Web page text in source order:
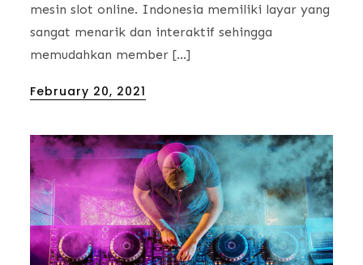
mesin slot online. Indonesia memiliki layar yang
sangat menarik dan interaktif sehingga
memudahkan member […]
Posted
February 20, 2021